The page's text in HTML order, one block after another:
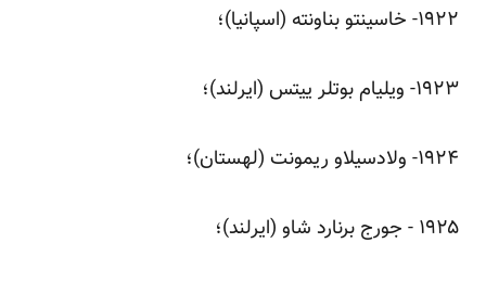
‌۱۹۲۲- خاسینتو بناونته (اسپانیا)؛
‌۱۹۲۳- ویلیام بوتلر ییتس (ایرلند)؛
‌۱۹۲۴- ولادسیلاو ریمونت (لهستان)؛
‌۱۹۲۵ - جورج برنارد شاو (ایرلند)؛